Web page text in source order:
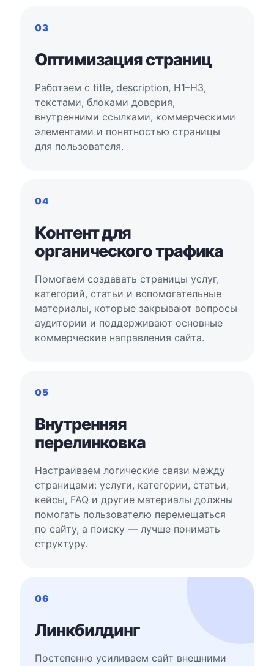
03
Оптимизация страниц
Работаем с title, description, H1–H3,
текстами, блоками доверия,
внутренними ссылками, коммерческими
элементами и понятностью страницы
для пользователя.
04
Контент для
органического трафика
Помогаем создавать страницы услуг,
категорий, статьи и вспомогательные
материалы, которые закрывают вопросы
аудитории и поддерживают основные
коммерческие направления сайта.
05
Внутренняя
перелинковка
Настраиваем логические связи между
страницами: услуги, категории, статьи,
кейсы, FAQ и другие материалы должны
помогать пользователю перемещаться
по сайту, а поиску — лучше понимать
структуру.
06
Линкбилдинг
Постепенно усиливаем сайт внешними